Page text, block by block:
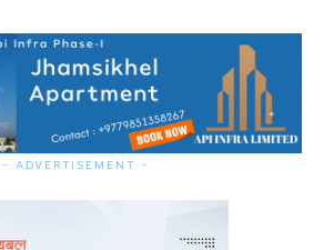
- ADVERTISEMENT -